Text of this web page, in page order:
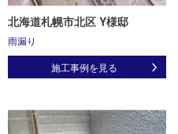
北海道札幌市北区 Y様邸
雨漏り
施工事例を見る